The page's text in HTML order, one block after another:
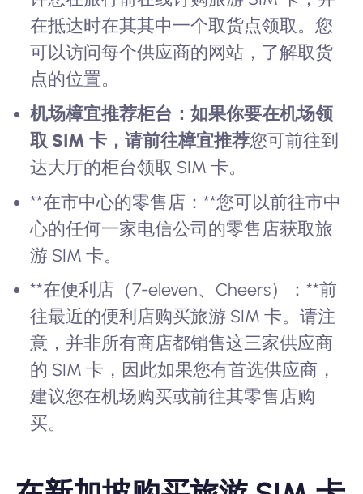
在抵达时在其其中一个取货点领取。您
可以访问每个供应商的网站，了解取货
点的位置。
机场樟宜推荐柜台：如果你要在机场领
取 SIM 卡，请前往樟宜推荐您可前往到
达大厅的柜台领取 SIM 卡。
**在市中心的零售店：**您可以前往市中
心的任何一家电信公司的零售店获取旅
游 SIM 卡。
**在便利店（7-eleven、Cheers）：**前
往最近的便利店购买旅游 SIM 卡。请注
意，并非所有商店都销售这三家供应商
的 SIM 卡，因此如果您有首选供应商，
建议您在机场购买或前往其零售店购
买。